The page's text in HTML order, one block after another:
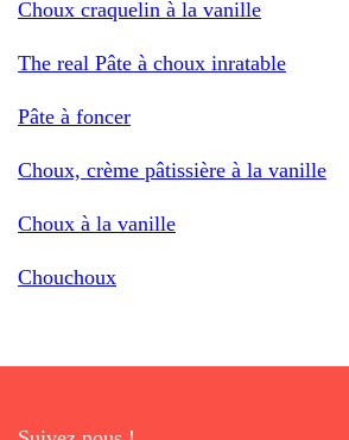
Choux craquelin à la vanille
The real Pâte à choux inratable
Pâte à foncer
Choux, crème pâtissière à la vanille
Choux à la vanille
Chouchoux